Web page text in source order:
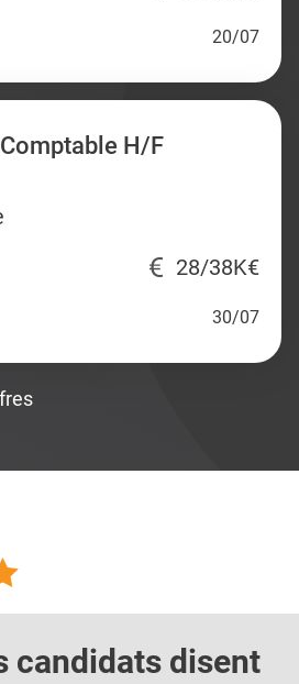
20/07
H/F
28/38K€
30/07
candidats disent